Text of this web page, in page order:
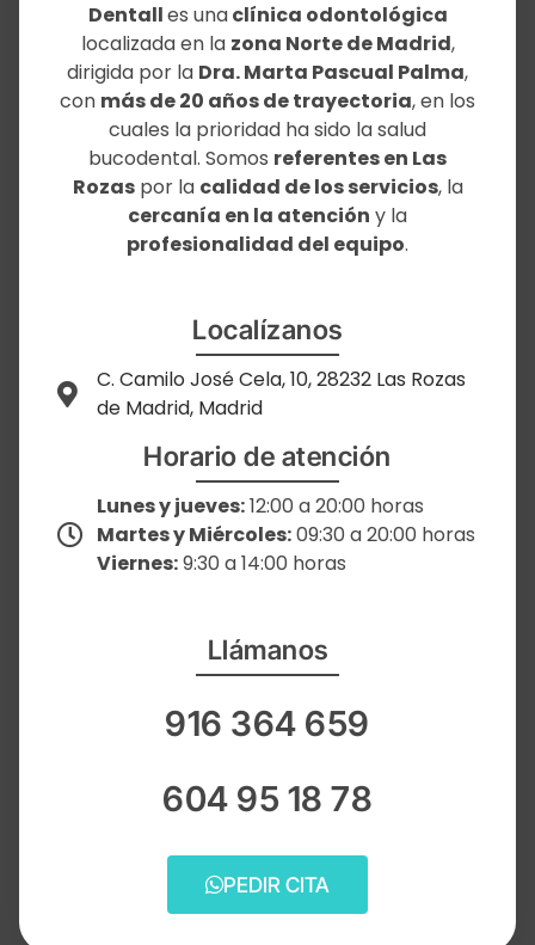
Dentalles unaclínica odontológica
localizada en la zona Norte de Madrid,
dirigida por la Dra. Marta Pascual Palma,
con más de 20 años de trayectoria, en los
cuales la prioridad ha sido la salud
bucodental. Somos referentes en Las
Rozaspor la calidad de los servicios, la
cercanía en la atención y la
profesionalidad del equipo.
Localízanos
C. Camilo José Cela, 10, 28232 Las Rozas
de Madrid, Madrid
Horario de atención
Lunes y jueves:12:00 a 20:00 horas
Martes y Miércoles:09:30 a 20:00 horas
Viernes:9:30 a 14:00 horas
Llámanos
916 364 659
604 95 18 78
PEDIR CITA